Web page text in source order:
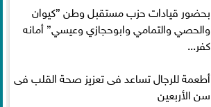
بحضور قيادات حزب مستقبل وطن ”كيوان
والحصي والتمامي وابوحجازي وعيسي” أمانه
كفر...
أطعمة للرجال تساعد فى تعزيز صحة القلب فى
سن الأربعين